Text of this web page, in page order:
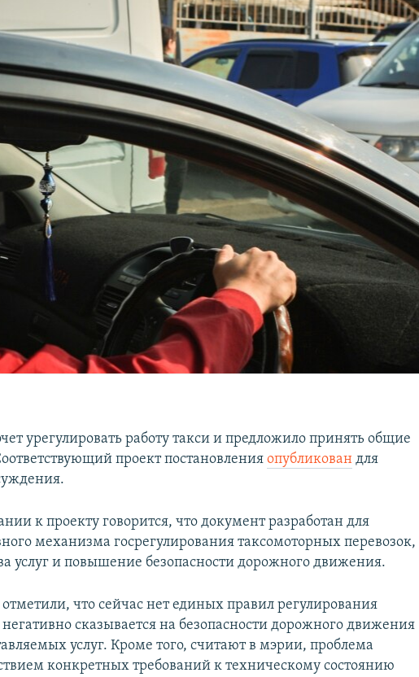
урегулировать работу такси и предложило принять общие
проект постановленияопубликован для
к проекту говорится, что документ разработан для
механизма госрегулирования таксомоторных перевозок,
услуг и повышение безопасности дорожного движения.
что сейчас нет единых правил регулирования
негативно сказывается на безопасности дорожного движения
услуг. Кроме того, считают в мэрии, проблема
конкретных требований к техническому состоянию